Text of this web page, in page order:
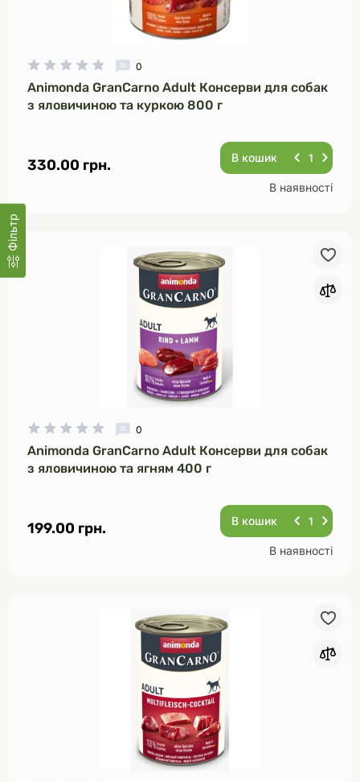
Фільтр
0
Animonda GranCarno Adult Консерви для собак
з яловичиною та куркою 800 г
330.00 грн. В кошик
В наявності
0
Animonda GranCarno Adult Консерви для собак
з яловичиною та ягням 400 г
199.00 грн. В кошик
В наявності